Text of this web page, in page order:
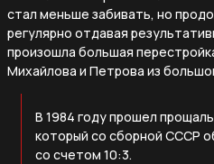
стал меньше забивать, но
регулярно отдавая
произошла большая
Михайлова и Петрова из
В 1984 году прошел
который со сборной СССР
со счетом 10:3.